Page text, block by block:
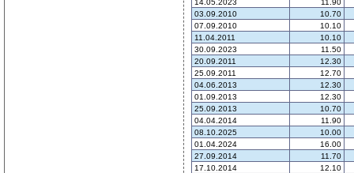
14.05.2023
11.90
03.09.2010
10.70
07.09.2010
10.10
11.04.2011
10.10
30.09.2023
11.50
20.09.2011
12.30
25.09.2011
12.70
04.06.2013
12.30
01.09.2013
12.30
25.09.2013
10.70
04.04.2014
11.90
08.10.2025
10.00
01.04.2024
16.00
27.09.2014
11.70
17.10.2014
12.10